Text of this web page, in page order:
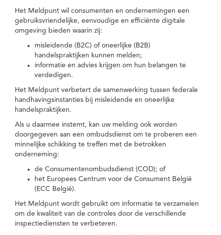
Het Meldpunt wil consumenten en ondernemingen een
gebruiksvriendelijke, eenvoudige en efficiënte digitale
omgeving bieden waarin zij:
misleidende (B2C) of oneerlijke (B2B)
handelspraktijken kunnen melden;
informatie en advies krijgen om hun belangen te
verdedigen.
Het Meldpunt verbetert de samenwerking tussen federale
handhavingsinstanties bij misleidende en oneerlijke
handelspraktijken.
Als u daarmee instemt, kan uw melding ook worden
doorgegeven aan een ombudsdienst om te proberen een
minnelijke schikking te treffen met de betrokken
onderneming:
de Consumentenombudsdienst (COD); of
het Europees Centrum voor de Consument België
(ECC België).
Het Meldpunt wordt gebruikt om informatie te verzamelen
om de kwaliteit van de controles door de verschillende
inspectiediensten te verbeteren.